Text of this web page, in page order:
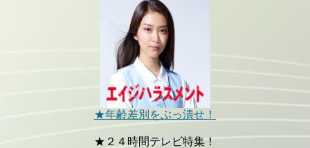
★年齢差別をぶっ潰せ！
★２４時間テレビ特集！